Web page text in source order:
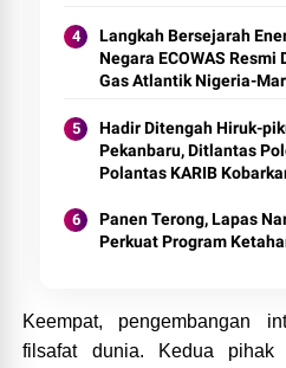
Langkah Bersejarah
Negara ECOWAS Resmi
Gas Atlantik Nigeria-
Hadir Ditengah Hiruk-
Pekanbaru, Ditlantas
Polantas KARIB
Policing Jelang HUT RI
Panen Terong, Lapas
Perkuat Program
Keempat, pengembangan
filsafat dunia. Kedua pihak